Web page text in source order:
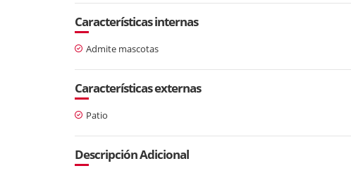
Características internas
Admite mascotas
Características externas
Patio
Descripción Adicional